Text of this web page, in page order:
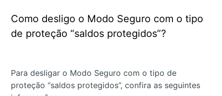
Como desligo o Modo Seguro com o tipo
de proteção “saldos protegidos”?
Para desligar o Modo Seguro com o tipo de
proteção “saldos protegidos”, confira as seguintes